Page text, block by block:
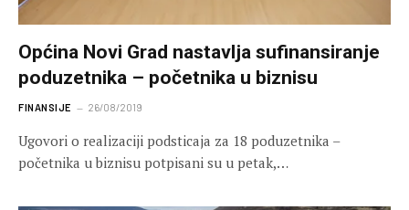
Općina Novi Grad nastavlja sufinansiranje
poduzetnika – početnika u biznisu
FINANSIJE 26/08/2019
Ugovori o realizaciji podsticaja za 18 poduzetnika –
početnika u biznisu potpisani su u petak,…